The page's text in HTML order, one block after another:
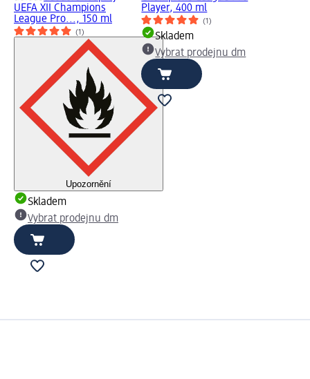
UEFA XII Champions
League Pro..., 150 ml
(1)
Upozornění
Skladem
Vybrat prodejnu dm
Player, 400 ml
(1)
Skladem
Vybrat prodejnu dm